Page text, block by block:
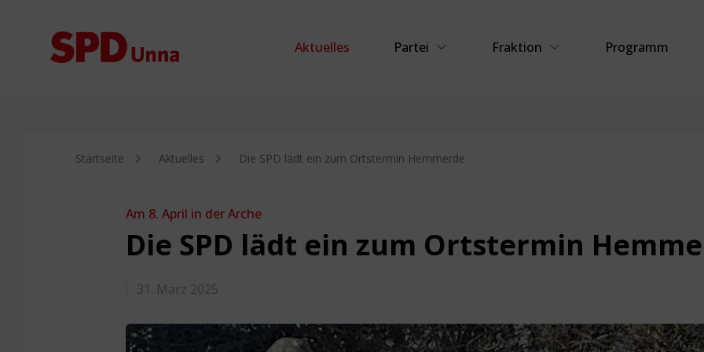
Aktuelles Partei Fraktion Programm
Startseite Aktuelles Die SPD lädt ein zum Ortstermin Hemmerde
Am 8. April in der Arche
Die SPD lädt ein zum Ortstermin
31. März 2025